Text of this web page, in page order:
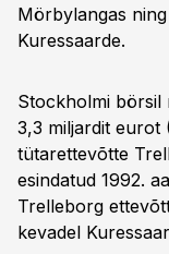
Mörbylangas
Kuressaarde.
Stockholmi börsil
3,3 miljardit eurot
tütarettevõtte
esindatud 1992.
Trelleborg
kevadel